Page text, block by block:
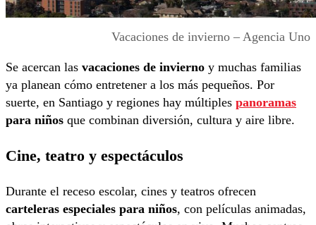
Vacaciones de invierno – Agencia Uno
Se acercan las vacaciones de invierno y muchas familias
ya planean cómo entretener a los más pequeños. Por
suerte, en Santiago y regiones hay múltiples panoramas
para niños que combinan diversión, cultura y aire libre.
Cine, teatro y espectáculos
Durante el receso escolar, cines y teatros ofrecen
carteleras especiales para niños, con películas animadas,